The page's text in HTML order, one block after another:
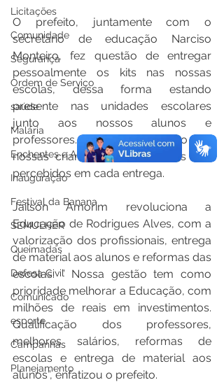
Licitações
Comunidade
Segurança
Ordem de Serviço
saúde
Malária
Enchentes e Alagações
Inauguração
Festival da Banana
SEMULHER
Queimadas
Defesa Civil
Comunicado
esporte
Campanhas
Planejamento
O prefeito, juntamente com o
secretário de educação Narciso
Monteiro, fez questão de entregar
pessoalmente os kits nas nossas
escolas, dessa forma estando
presente nas unidades escolares
junto aos nossos alunos e
professores. O olhar de gratidão das
nossas crianças e adolescentes são
percebidos em cada entrega.
Jaílson Amorim revoluciona a
Educação de Rodrigues Alves, com a
valorização dos profissionais, entrega
de material aos alunos e reformas das
escolas. ” Nossa gestão tem como
prioridade melhorar a Educação, com
milhões de reais em investimentos.
Qualificação dos professores,
melhores salários, reformas de
escolas e entrega de material aos
alunos”, enfatizou o prefeito.